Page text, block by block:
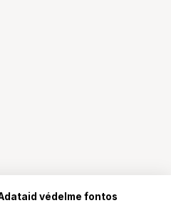
védelme fontos